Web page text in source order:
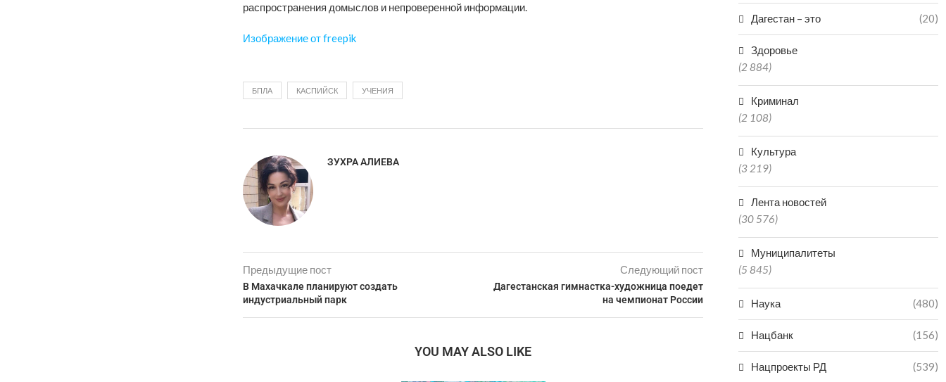
распространения домыслов и непроверенной информации.
Изображение от freepik
БПЛА КАСПИЙСК УЧЕНИЯ
ЗУХРА АЛИЕВА
Предыдущие пост
В Махачкале планируют создать
индустриальный парк
Следующий пост
Дагестанская гимнастка-художница поедет
на чемпионат России
YOU MAY ALSO LIKE
Дагестан – это (20)
Здоровье
(2 884)
Криминал
(2 108)
Культура
(3 219)
Лента новостей
(30 576)
Муниципалитеты
(5 845)
Наука (480)
Нацбанк (156)
Нацпроекты РД (539)